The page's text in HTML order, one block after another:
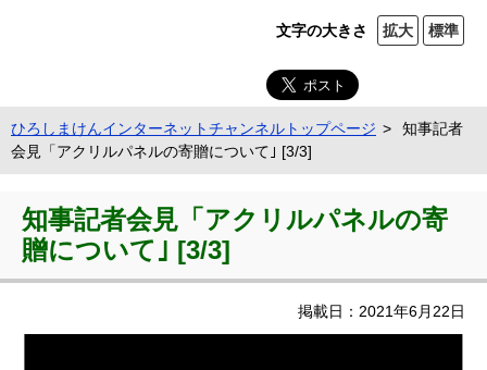
文字の大きさ 拡大 標準
ひろしまけんインターネットチャンネルトップページ
知事記者
会見「アクリルパネルの寄贈について｣ [3/3]
知事記者会見「アクリルパネルの寄
贈について｣ [3/3]
掲載日：2021年6月22日